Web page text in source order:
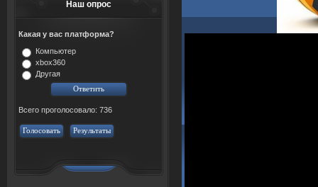
Наш опрос
Какая у вас платформа?
Компьютер
xbox360
Другая
Всего проголосовало: 736
Голосовать Результаты